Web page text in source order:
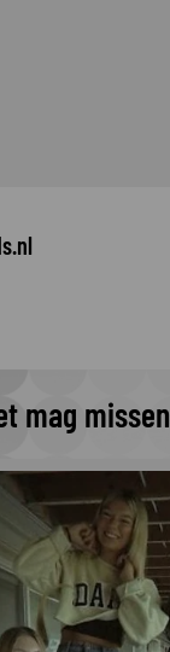
mag missen